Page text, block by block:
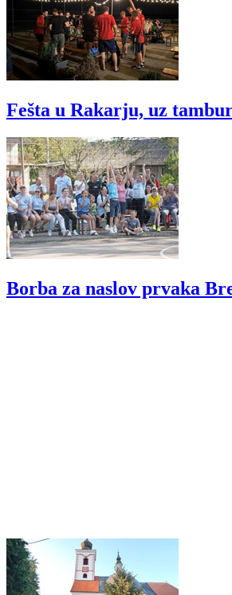
Fešta u Rakarju, uz
Borba za naslov prvaka